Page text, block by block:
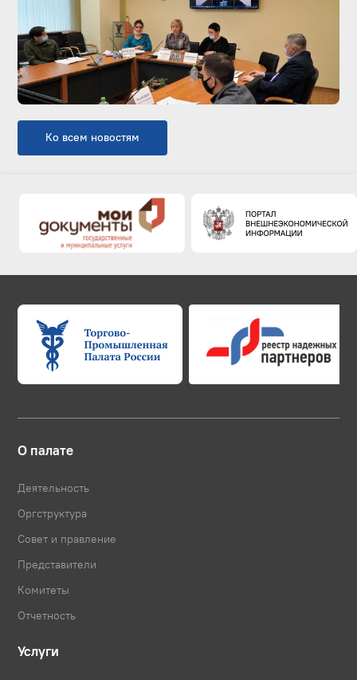
Ко всем новостям
О палате
Деятельность
Оргструктура
Совет и правление
Представители
Комитеты
Отчетность
Услуги